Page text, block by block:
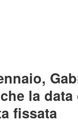
la
fissata